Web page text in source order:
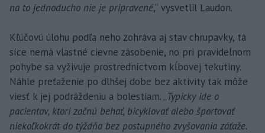
na to jednoducho nie je pripravené,“ vysvetlil Laudon.
Kľúčovú úlohu podľa neho zohráva aj stav chrupavky, tá
síce nemá vlastné cievne zásobenie, no pri pravidelnom
pohybe sa vyživuje prostredníctvom kĺbovej tekutiny.
Náhle preťaženie po dlhšej dobe bez aktivity tak môže
viesť k jej podráždeniu a bolestiam. „Typicky ide o
pacientov, ktorí začnú behať, bicyklovať alebo športovať
niekoľkokrát do týždňa bez postupného zvyšovania záťaže.